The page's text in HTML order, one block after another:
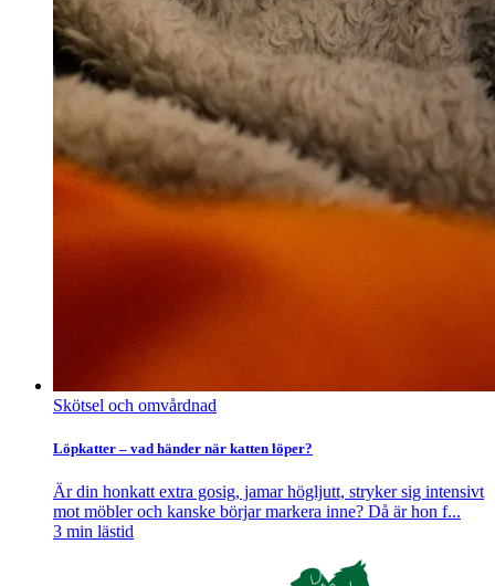
Skötsel och omvårdnad
Löpkatter – vad händer när katten löper?
Är din honkatt extra gosig, jamar högljutt, stryker sig intensivt
mot möbler och kanske börjar markera inne? Då är hon f...
3 min lästid